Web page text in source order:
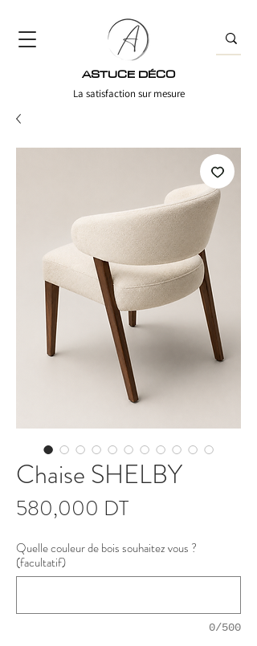
ASTUCE DÉCO
La satisfaction sur mesure
Chaise SHELBY
580,000 DTPrix
Quelle couleur de bois souhaitez vous ?
(facultatif)
0/500